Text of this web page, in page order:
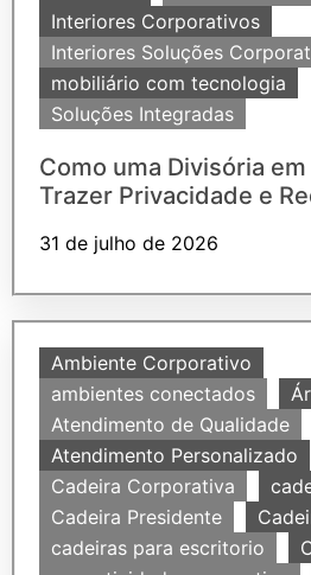
Interiores Corporativos
Interiores Soluções
mobiliário com tecnologia
Soluções Integradas
Como uma Divisória
Trazer Privacidade e
31 de julho de 2026
Ambiente Corporativo
ambientes conectados
Atendimento de Qualidade
Atendimento Personalizado
Cadeira Corporativa
Cadeira Presidente
cadeiras para escritorio